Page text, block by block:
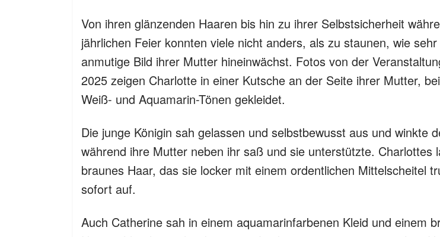
Von ihren glänzenden Haaren bis hin zu ihrer Selbstsicherheit
jährlichen Feier konnten viele nicht anders, als zu staunen, wie
anmutige Bild ihrer Mutter hineinwächst. Fotos von der
2025 zeigen Charlotte in einer Kutsche an der Seite ihrer Mutter,
Weiß- und Aquamarin-Tönen gekleidet.
Die junge Königin sah gelassen und selbstbewusst aus und winkte
während ihre Mutter neben ihr saß und sie unterstützte. Charlottes
braunes Haar, das sie locker mit einem ordentlichen Mittelscheitel
sofort auf.
Auch Catherine sah in einem aquamarinfarbenen Kleid und einem